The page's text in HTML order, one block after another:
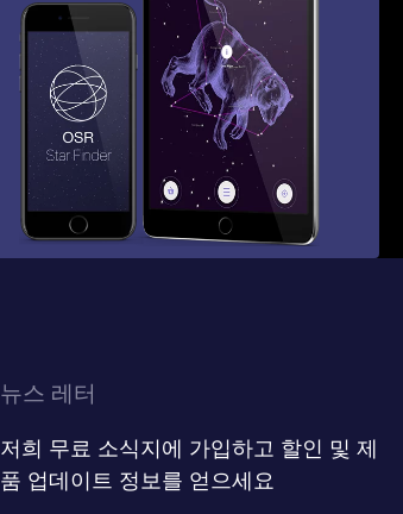
뉴스 레터
저희 무료 소식지에 가입하고 할인 및 제
품 업데이트 정보를 얻으세요